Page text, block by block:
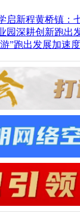
黄桥镇：